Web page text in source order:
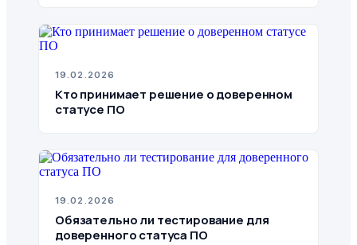
19.02.2026
Кто принимает решение о доверенном
статусе ПО
19.02.2026
Обязательно ли тестирование для
доверенного статуса ПО